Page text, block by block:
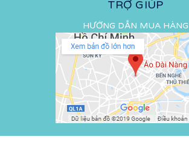
TRỢ GIÚP
HƯỚNG DẪN MUA HÀNG